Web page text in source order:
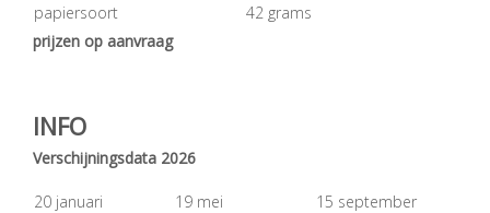
papiersoort
42 grams
prijzen op aanvraag
INFO
Verschijningsdata 2026
20 januari 19 mei
15 september